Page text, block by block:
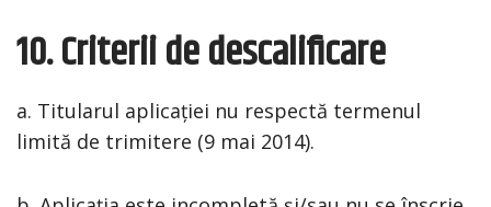
10. Criterii de descalificare
a. Titularul aplicației nu respectă termenul
limită de trimitere (9 mai 2014).